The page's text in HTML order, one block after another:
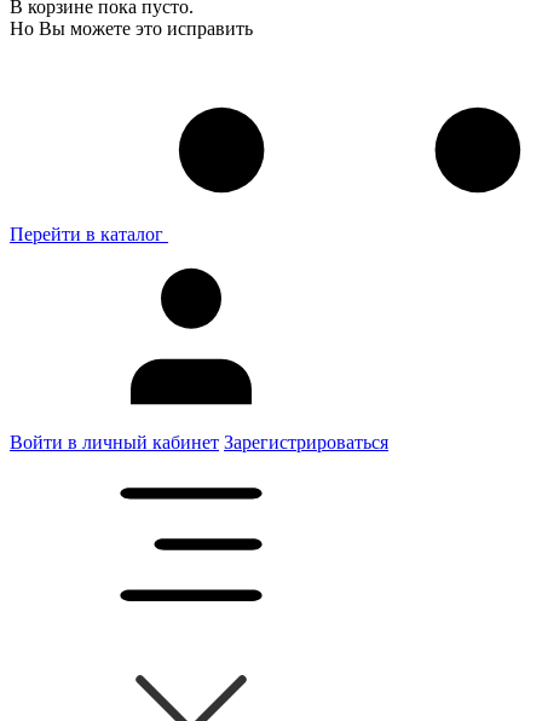
В корзине пока пусто.
Но Вы можете это исправить
Перейти в каталог
Войти в личный кабинет Зарегистрироваться